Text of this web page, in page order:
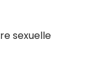
sexuelle